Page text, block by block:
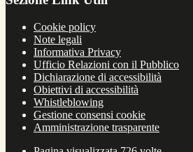
Cookie policy
Note legali
Informativa Privacy
Ufficio Relazioni con il Pubblico
Dichiarazione di accessibilità
Obiettivi di accessibilità
Whistleblowing
Gestione consensi cookie
Amministrazione trasparente